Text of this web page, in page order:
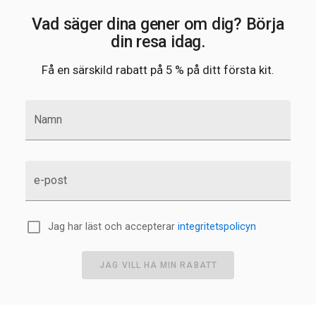
Vad säger dina gener om dig? Börja
din resa idag.
Få en särskild rabatt på 5 % på ditt första kit.
Namn
e-post
Jag har läst och accepterar integritetspolicyn
JAG VILL HA MIN RABATT